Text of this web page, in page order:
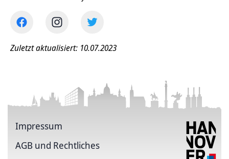
Zuletzt aktualisiert: 10.07.2023
Impressum
AGB und Rechtliches